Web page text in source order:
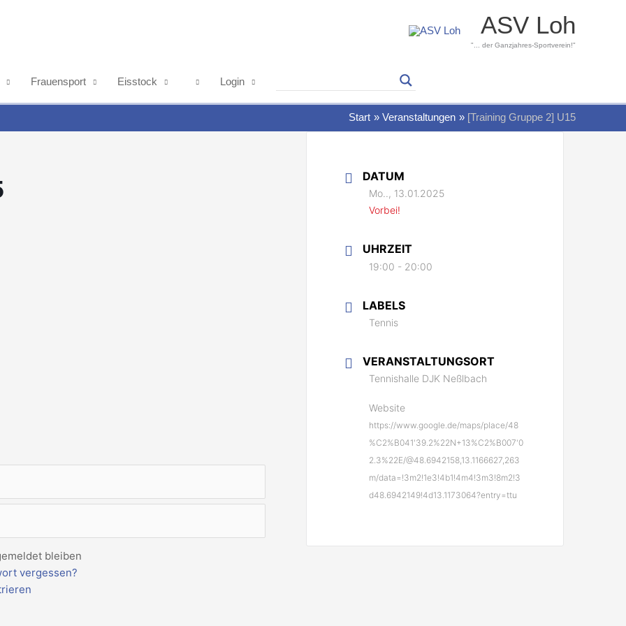
ASV Loh
"... der Ganzjahres-Sportverein!"
Frauensport Eisstock Login
Start Veranstaltungen [Training Gruppe 2] U15
bleiben
vergessen?
DATUM
Mo.., 13.01.2025
Vorbei!
UHRZEIT
19:00 - 20:00
LABELS
Tennis
VERANSTALTUNGSORT
Tennishalle DJK Neßlbach
Website
https://www.google.de/maps/place/48
%C2%B041'39.2%22N+13%C2%B007'0
2.3%22E/@48.6942158,13.1166627,263
m/data=!3m2!1e3!4b1!4m4!3m3!8m2!3
d48.6942149!4d13.1173064?entry=ttu